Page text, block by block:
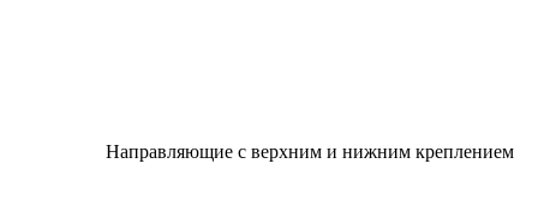
Направляющие с верхним и нижним креплением